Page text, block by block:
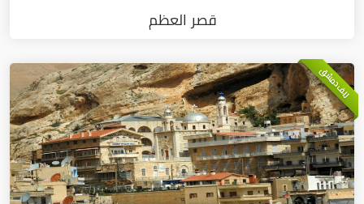
قصر العظم
ريف دمشق